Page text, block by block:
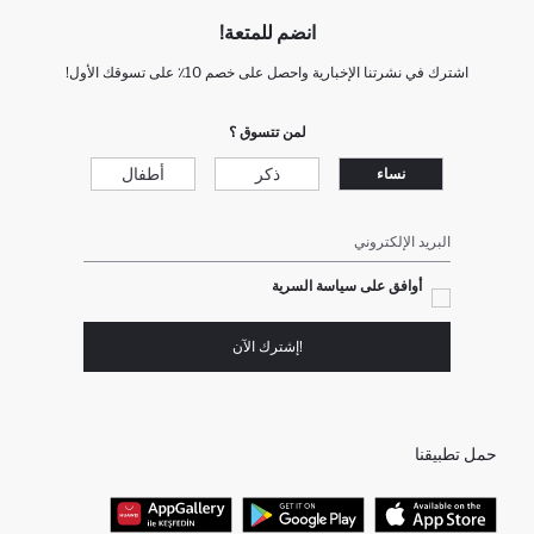
انضم للمتعة!
اشترك في نشرتنا الإخبارية واحصل على خصم 10٪ على تسوقك الأول!
لمن تتسوق ؟
نساء ذكر أطفال
البريد الإلكتروني
أوافق على سياسة السرية
!إشترك الآن
حمل تطبيقنا